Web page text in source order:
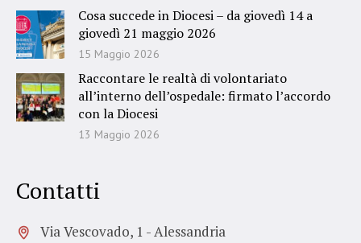
Cosa succede in Diocesi – da giovedì 14 a
giovedì 21 maggio 2026
15 Maggio 2026
Raccontare le realtà di volontariato
all’interno dell’ospedale: firmato l’accordo
con la Diocesi
13 Maggio 2026
Contatti
Via Vescovado, 1 - Alessandria